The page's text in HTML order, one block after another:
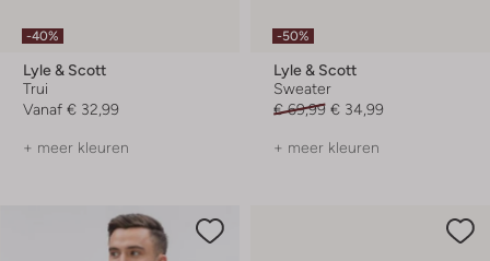
-40%
Lyle & Scott
Trui
Vanaf € 32,99
+ meer kleuren
-50%
Lyle & Scott
Sweater
€ 69,99 € 34,99
+ meer kleuren